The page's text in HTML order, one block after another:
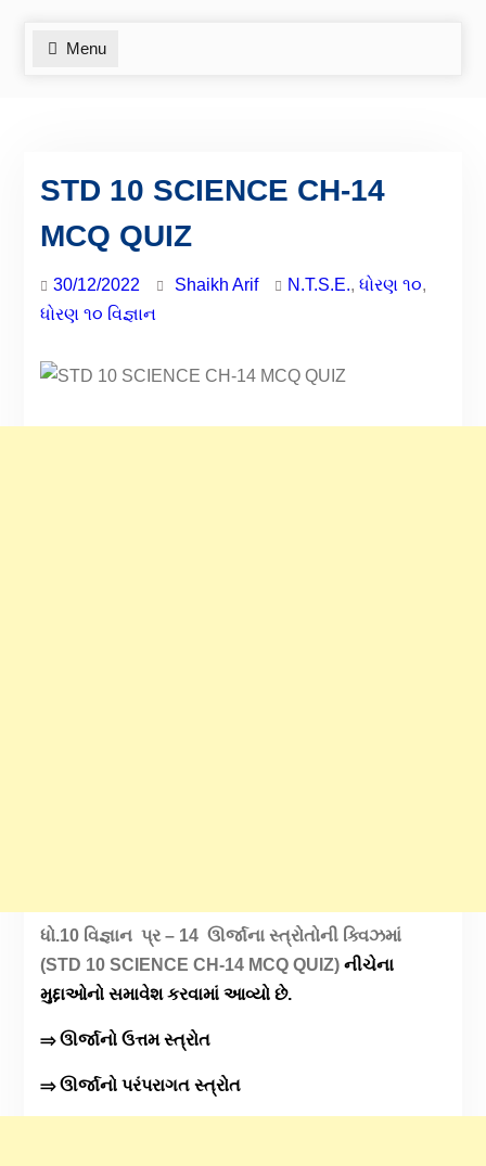
Menu
STD 10 SCIENCE CH-14
MCQ QUIZ
30/12/2022 Shaikh Arif N.T.S.E., ધોરણ ૧૦,
ધોરણ ૧૦ વિજ્ઞાન
ધો.10 વિજ્ઞાન પ્ર – 14 ઊર્જાના સ્ત્રોતોની ક્વિઝમાં
(STD 10 SCIENCE CH-14 MCQ QUIZ) નીચેના
મુદ્દાઓનો સમાવેશ કરવામાં આવ્યો છે.
⇒ ઊર્જાનો ઉત્તમ સ્ત્રોત
⇒ ઊર્જાનો પરંપરાગત સ્ત્રોત